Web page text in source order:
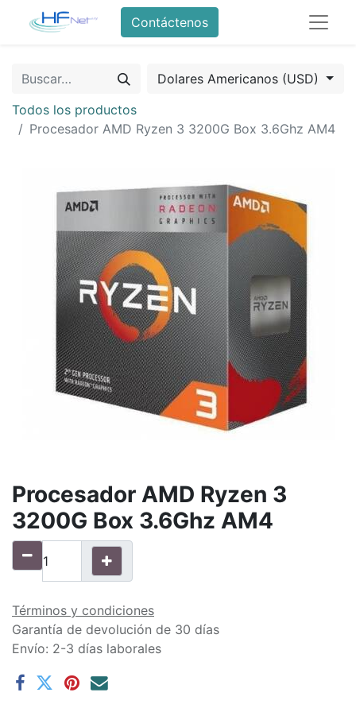
Contáctenos
Dolares Americanos (USD)
Todos los productos
Procesador AMD Ryzen 3 3200G Box 3.6Ghz AM4
Procesador AMD Ryzen 3
3200G Box 3.6Ghz AM4
Términos y condiciones
Garantía de devolución de 30 días
Envío: 2-3 días laborales